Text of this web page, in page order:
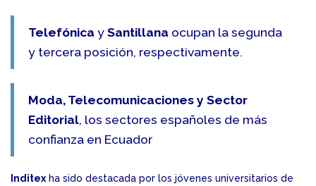
Telefónica y Santillana ocupan la segunda
y tercera posición, respectivamente.
Moda, Telecomunicaciones y Sector
Editorial, los sectores españoles de más
confianza en Ecuador
Inditex ha sido destacada por los jóvenes universitarios de